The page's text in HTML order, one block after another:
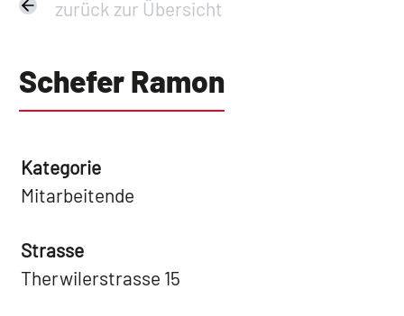
zurück zur Übersicht
Schefer Ramon
Kategorie
Mitarbeitende
Strasse
Therwilerstrasse 15